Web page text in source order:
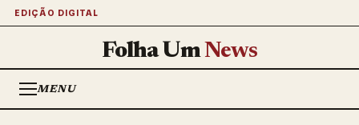
EDIÇÃO DIGITAL
Folha UmNews
MENU